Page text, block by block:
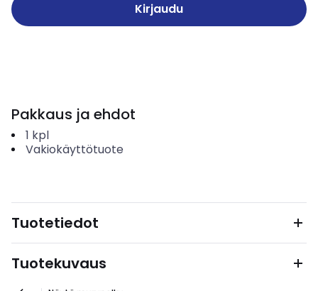
Kirjaudu
Pakkaus ja ehdot
1 kpl
Vakiokäyttötuote
Tuotetiedot
Tuotekuvaus